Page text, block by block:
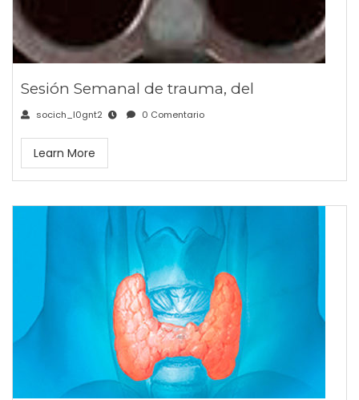
Sesión Semanal de trauma, del
socich_l0gnt2 0 Comentario
Learn More